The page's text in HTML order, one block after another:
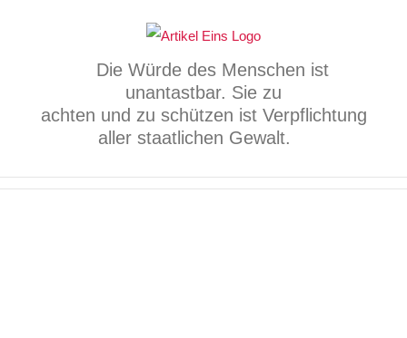
Die Würde des Menschen ist
unantastbar. Sie zu
achten und zu schützen ist Verpflichtung
aller staatlichen Gewalt.